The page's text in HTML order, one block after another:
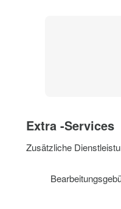
Extra -Services
Zusätzliche